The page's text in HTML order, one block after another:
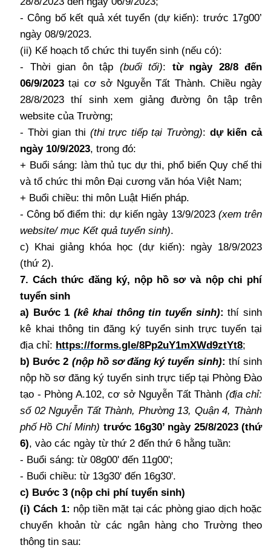
- Công bố kết quả xét tuyển (dự kiến): trước 17g00’
ngày 08/9/2023.
(ii) Kế hoạch tổ chức thi tuyển sinh (nếu có):
- Thời gian ôn tập (buổi tối): từ ngày 28/8 đến
06/9/2023 tại cơ sở Nguyễn Tất Thành. Chiều ngày
28/8/2023 thí sinh xem giảng đường ôn tập trên
website của Trường;
- Thời gian thi (thi trực tiếp tại Trường): dự kiến cả
ngày 10/9/2023, trong đó:
+ Buổi sáng: làm thủ tục dự thi, phổ biến Quy chế thi
và tổ chức thi môn Đại cương văn hóa Việt Nam;
+ Buổi chiều: thi môn Luật Hiến pháp.
- Công bố điểm thi: dự kiến ngày 13/9/2023 (xem trên
website/ mục Kết quả tuyển sinh).
c) Khai giảng khóa học (dự kiến): ngày 18/9/2023
(thứ 2).
7. Cách thức đăng ký, nộp hồ sơ và nộp chi phí
tuyển sinh
a) Bước 1(kê khai thông tin tuyển sinh):thí sinh
kê khai thông tin đăng ký tuyển sinh trực tuyến tại
địa chỉ: https://forms.gle/8Pp2uY1mXWd9ztYt8;
b) Bước 2 (nộp hồ sơ đăng ký tuyển sinh): thí sinh
nộp hồ sơ đăng ký tuyển sinh trực tiếp tại Phòng Đào
tạo - Phòng A.102, cơ sở Nguyễn Tất Thành (địa chỉ:
số 02 Nguyễn Tất Thành, Phường 13, Quận 4, Thành
phố Hồ Chí Minh) trước 16g30’ ngày 25/8/2023 (thứ
6), vào các ngày từ thứ 2 đến thứ 6 hằng tuần:
- Buổi sáng: từ 08g00' đến 11g00';
- Buổi chiều: từ 13g30' đến 16g30'.
c) Bước 3 (nộp chi phí tuyển sinh)
(i) Cách 1: nộp tiền mặt tại các phòng giao dịch hoặc
chuyển khoản từ các ngân hàng cho Trường theo
thông tin sau: